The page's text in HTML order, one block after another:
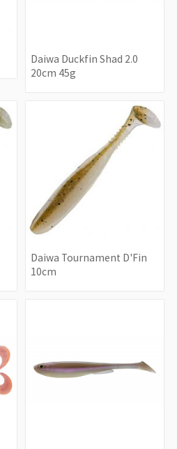
Daiwa Duckfin Shad 2.0
20cm 45g
Daiwa Tournament D'Fin
10cm